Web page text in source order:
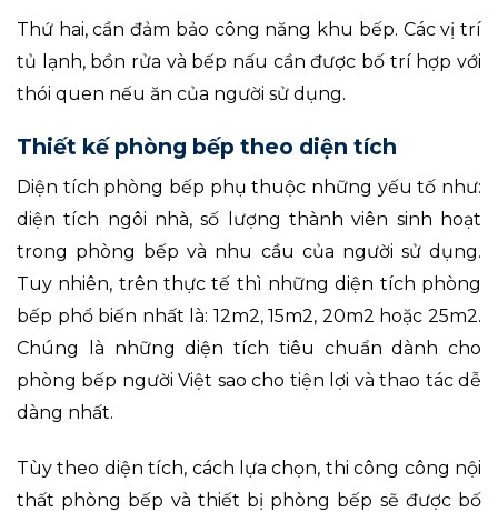
Thứ hai, cần đảm bảo công năng khu bếp. Các vị trí
tủ lạnh, bồn rửa và bếp nấu cần được bố trí hợp với
thói quen nếu ăn của người sử dụng.
Thiết kế phòng bếp theo diện tích
Diện tích phòng bếp phụ thuộc những yếu tố như:
diện tích ngôi nhà, số lượng thành viên sinh hoạt
trong phòng bếp và nhu cầu của người sử dụng.
Tuy nhiên, trên thực tế thì những diện tích phòng
bếp phổ biến nhất là: 12m2, 15m2, 20m2 hoặc 25m2.
Chúng là những diện tích tiêu chuẩn dành cho
phòng bếp người Việt sao cho tiện lợi và thao tác dễ
dàng nhất.
Tùy theo diện tích, cách lựa chọn, thi công công nội
thất phòng bếp và thiết bị phòng bếp sẽ được bố